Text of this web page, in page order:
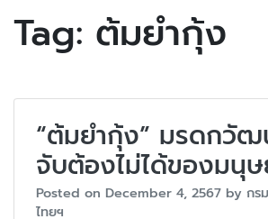
Tag: ต้มยำกุ้ง
“ต้มยำกุ้ง” มรดกวั
จับต้องไม่ได้ของมนุ
Posted on December 4, 2567 by กร
ไทยฯ